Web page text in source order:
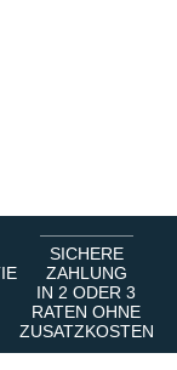
SICHERE
ZAHLUNG
IN 2 ODER 3
RATEN OHNE
ZUSATZKOSTEN